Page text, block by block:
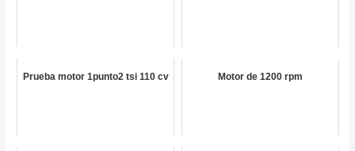
Prueba motor 1punto2 tsi 110 cv Motor de 1200 rpm